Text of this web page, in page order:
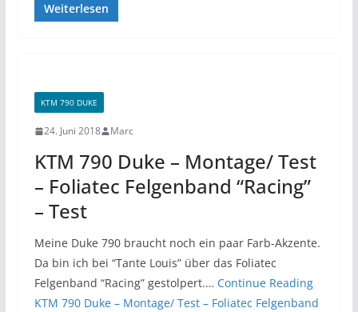
Weiterlesen
KTM 790 DUKE
24. Juni 2018 Marc
KTM 790 Duke – Montage/ Test
– Foliatec Felgenband “Racing”
– Test
Meine Duke 790 braucht noch ein paar Farb-Akzente.
Da bin ich bei “Tante Louis” über das Foliatec
Felgenband “Racing” gestolpert.… Continue Reading
KTM 790 Duke – Montage/ Test – Foliatec Felgenband